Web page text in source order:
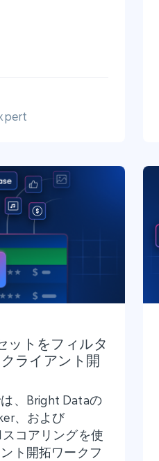
ットをフィルタ
ライアント開
、Bright Dataの
、および
コアリングを使
ト開拓ワークフ